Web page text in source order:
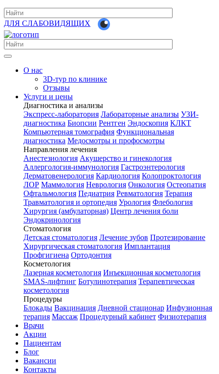
ДЛЯ СЛАБОВИДЯЩИХ
О нас
3D-тур по клинике
Отзывы
Услуги и цены
Диагностика и анализы
Экспресс-лаборатория Лабораторные анализы УЗИ-
диагностика Биопсии Рентген Эндоскопия КЛКТ
Компьютерная томография Функциональная
диагностика Медосмотры и профосмотры
Направления лечения
Анестезиология Акушерство и гинекология
Аллергология-иммунология Гастроэнтерология
Дерматовенерология Кардиология Колопроктология
ЛОР Маммология Неврология Онкология Остеопатия
Офтальмология Педиатрия Ревматология Терапия
Травматология и ортопедия Урология Флебология
Хирургия (амбулаторная) Центр лечения боли
Эндокринология
Стоматология
Детская стоматология Лечение зубов Протезирование
Хирургическая стоматология Имплантация
Профгигиена Ортодонтия
Косметология
Лазерная косметология Инъекционная косметология
SMAS-лифтинг Ботулинотерапия Терапевтическая
косметология
Процедуры
Блокады Вакцинация Дневной стационар Инфузионная
терапия Массаж Процедурный кабинет Физиотерапия
Врачи
Акции
Пациентам
Блог
Вакансии
Контакты